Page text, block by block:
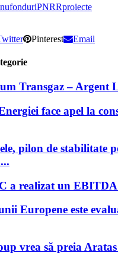
fonduriPNRRproiecte
Pinterest Email
Transgaz – Argent
face apel la
pilon de stabilitate
a realizat un EBITDA
Europene este
vrea să preia